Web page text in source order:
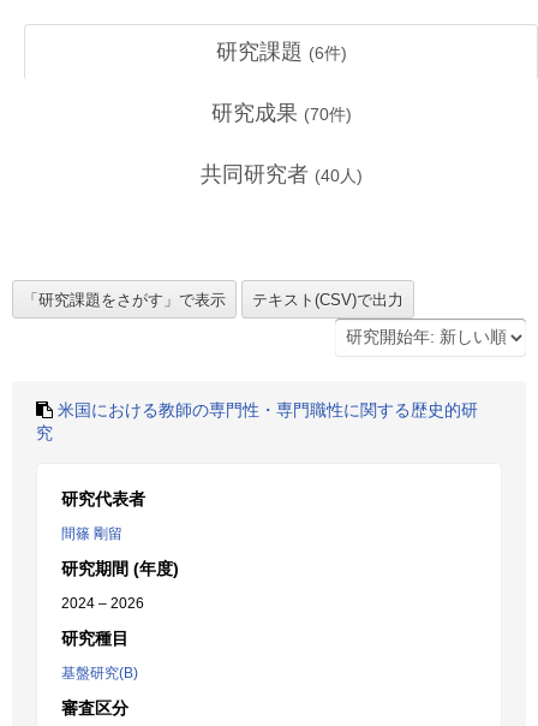
研究課題 (6件)
研究成果 (70件)
共同研究者 (40人)
米国における教師の専門性・専門職性に関する歴史的研
究
研究代表者
間篠 剛留
研究期間 (年度)
2024 – 2026
研究種目
基盤研究(B)
審査区分